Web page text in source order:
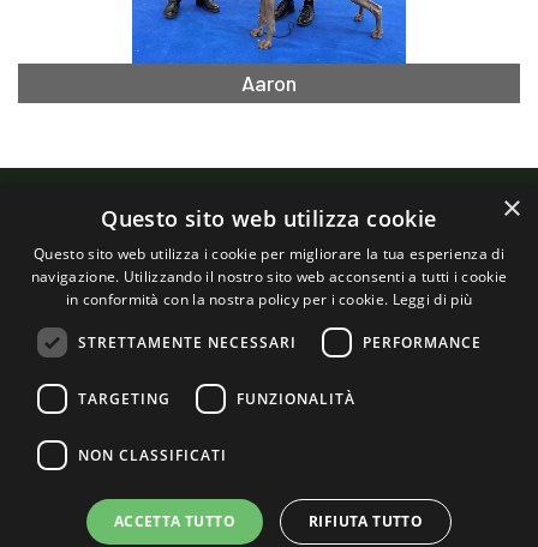
Aaron
© Copyright - Tutti i diritti sono riservati -Privacy Policy
Garavella, 5
26811 Boffalora d'Adda (LO)
+39 0371604077
raimondi@royalweim.com
×
Questo sito web utilizza cookie
Questo sito web utilizza i cookie per migliorare la tua esperienza di
navigazione. Utilizzando il nostro sito web acconsenti a tutti i cookie
in conformità con la nostra policy per i cookie. Leggi di più
STRETTAMENTE NECESSARI PERFORMANCE
TARGETING FUNZIONALITÀ
NON CLASSIFICATI
ACCETTA TUTTO RIFIUTA TUTTO